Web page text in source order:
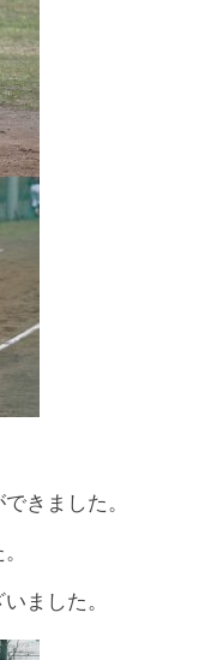
きました。
ました。